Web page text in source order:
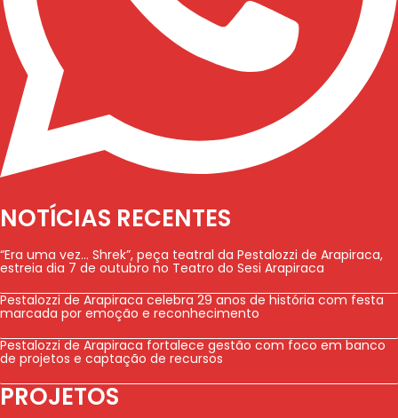
NOTÍCIAS RECENTES
“Era uma vez… Shrek”, peça teatral da Pestalozzi de Arapiraca,
estreia dia 7 de outubro no Teatro do Sesi Arapiraca
Pestalozzi de Arapiraca celebra 29 anos de história com festa
marcada por emoção e reconhecimento
Pestalozzi de Arapiraca fortalece gestão com foco em banco
de projetos e captação de recursos
PROJETOS